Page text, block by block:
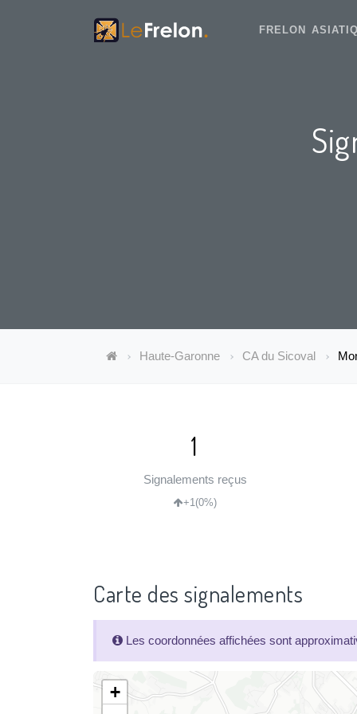
FRELON
Haute-Garonne CA du Sicoval
1
Signalements reçus
+1(0%)
Carte des signalements
Les coordonnées affichées sont
+